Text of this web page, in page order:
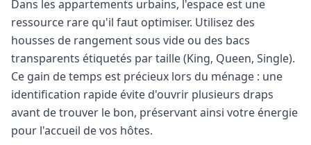
Dans les appartements urbains, l'espace est une
ressource rare qu'il faut optimiser. Utilisez des
housses de rangement sous vide ou des bacs
transparents étiquetés par taille (King, Queen, Single).
Ce gain de temps est précieux lors du ménage : une
identification rapide évite d'ouvrir plusieurs draps
avant de trouver le bon, préservant ainsi votre énergie
pour l'accueil de vos hôtes.